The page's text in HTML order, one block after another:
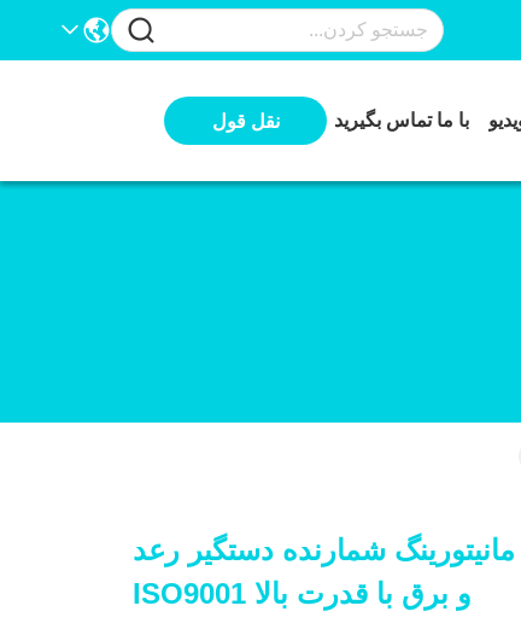
با ما تماس بگیرید نقل قول
شمارنده دستگیر رعد
و برق با قدرت بالا ISO9001